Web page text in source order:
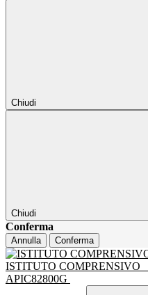
Chiudi
Chiudi
Conferma
Annulla Conferma
ISTITUTO COMPRENSIVO
APIC82800G